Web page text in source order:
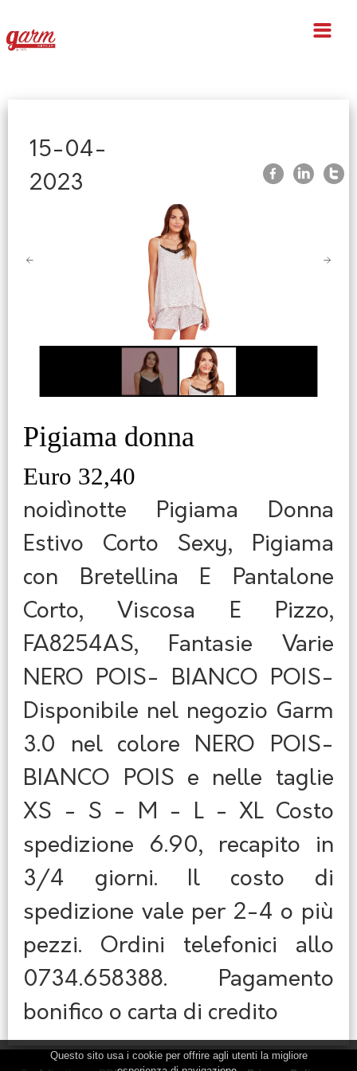
15-04-
2023
Pigiama donna
Euro 32,40
noidìnotte Pigiama Donna
Estivo Corto Sexy, Pigiama
con Bretellina E Pantalone
Corto, Viscosa E Pizzo,
FA8254AS, Fantasie Varie
NERO POIS- BIANCO POIS-
Disponibile nel negozio Garm
3.0 nel colore NERO POIS-
BIANCO POIS e nelle taglie
XS - S - M - L - XL Costo
spedizione 6.90, recapito in
3/4 giorni. Il costo di
spedizione vale per 2-4 o più
pezzi. Ordini telefonici allo
0734.658388. Pagamento
bonifico o carta di credito
Questo sito usa i cookie per offrire agli utenti la migliore